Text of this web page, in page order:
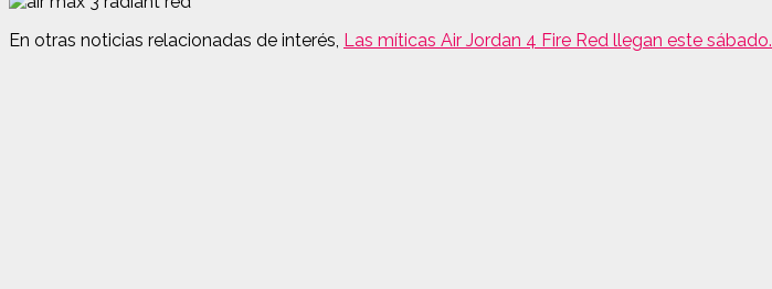
En otras noticias relacionadas de interés, Las míticas Air Jordan 4 Fire Red llegan este sábado.